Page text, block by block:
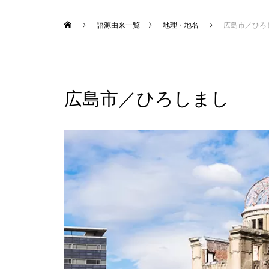
語源由来一覧 地理・地名 広島市／ひろ
広島市／ひろしまし